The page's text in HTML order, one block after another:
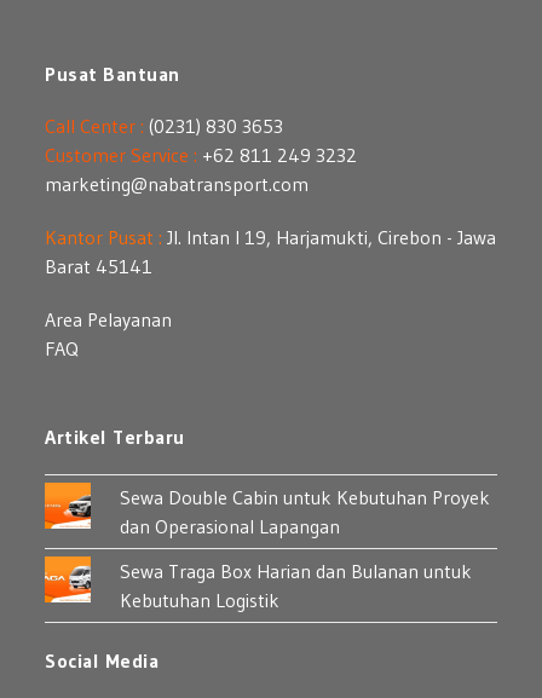
Pusat Bantuan
Call Center : (0231) 830 3653
Customer Service : +62 811 249 3232
marketing@nabatransport.com
Kantor Pusat : Jl. Intan I 19, Harjamukti, Cirebon - Jawa
Barat 45141
Area Pelayanan
FAQ
Artikel Terbaru
Sewa Double Cabin untuk Kebutuhan Proyek
dan Operasional Lapangan
Sewa Traga Box Harian dan Bulanan untuk
Kebutuhan Logistik
Social Media